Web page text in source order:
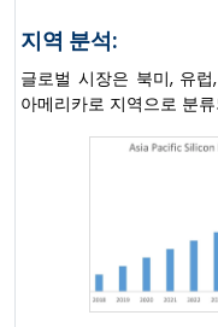
지역 분석:
글로벌 시장은 북미, 유
아메리카로 지역으로 분